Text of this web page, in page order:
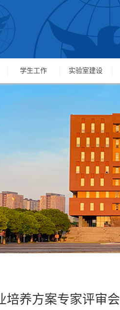
学生工作 实验室建设
培养方案专家评审会